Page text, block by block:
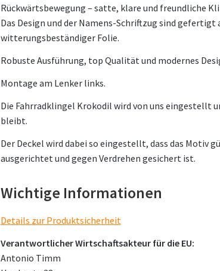
Rückwärtsbewegung – satte, klare und freundliche
Das Design und der Namens-Schriftzug sind
witterungsbeständiger Folie.
Robuste Ausführung, top Qualität und modernes
Montage am Lenker links.
Die Fahrradklingel Krokodil wird von uns
bleibt.
Der Deckel wird dabei so eingestellt, dass das Motiv
ausgerichtet und gegen Verdrehen gesichert ist.
Wichtige Informationen
Details zur Produktsicherheit
Verantwortlicher Wirtschaftsakteur für die EU:
Antonio Timm